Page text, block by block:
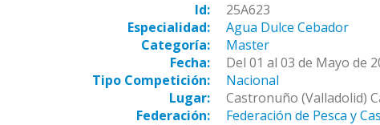
Id:
25A623
Especialidad:
Agua Dulce Cebador
Categoría:
Master
Fecha:
Del 01 al 03 de Mayo de
Tipo Competición:
Nacional
Lugar:
Castronuño (Valladolid)
Federación:
Federación de Pesca y